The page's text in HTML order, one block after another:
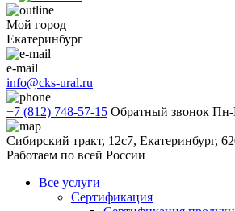
Мой город
Екатеринбург
e-mail
info@cks-ural.ru
+7 (812) 748-57-15 Обратный звонок Пн-
Сибирский тракт, 12с7, Екатеринбург,
Работаем по всей России
Все услуги
Сертификация